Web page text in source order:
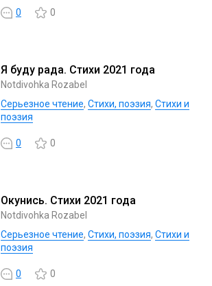
0 0
Я буду рада. Стихи 2021 года
Notdivohka Rozabel
Серьезное чтение, Cтихи, поэзия, Стихи и
поэзия
0 0
Окунись. Стихи 2021 года
Notdivohka Rozabel
Серьезное чтение, Cтихи, поэзия, Стихи и
поэзия
0 0